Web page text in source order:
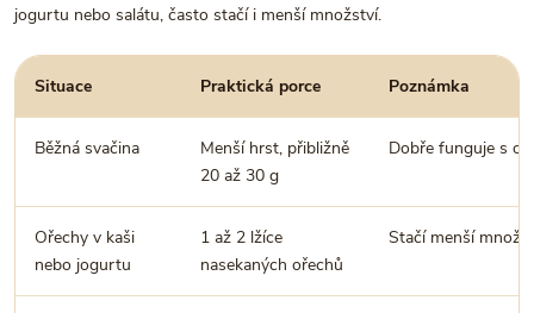
jogurtu nebo salátu, často stačí i menší množství.
Situace Praktická porce Poznámka
Běžná svačina
Menší hrst, přibližně
20 až 30 g
Dobře funguje s
Ořechy v kaši
nebo jogurtu
1 až 2 lžíce
nasekaných ořechů
Stačí menší